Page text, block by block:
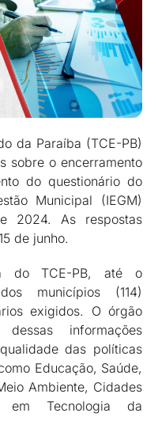
da Paraíba (TCE-PB)
sobre o encerramento
do questionário do
Municipal (IEGM)
2024. As respostas
de junho.
do TCE-PB, até o
municípios (114)
exigidos. O órgão
informações
das políticas
Educação, Saúde,
Ambiente, Cidades
em Tecnologia da